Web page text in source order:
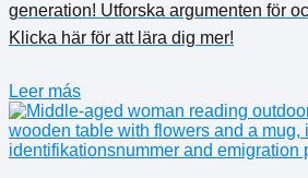
generation! Utforska argumenten för
Klicka här för att lära dig mer!
Leer más